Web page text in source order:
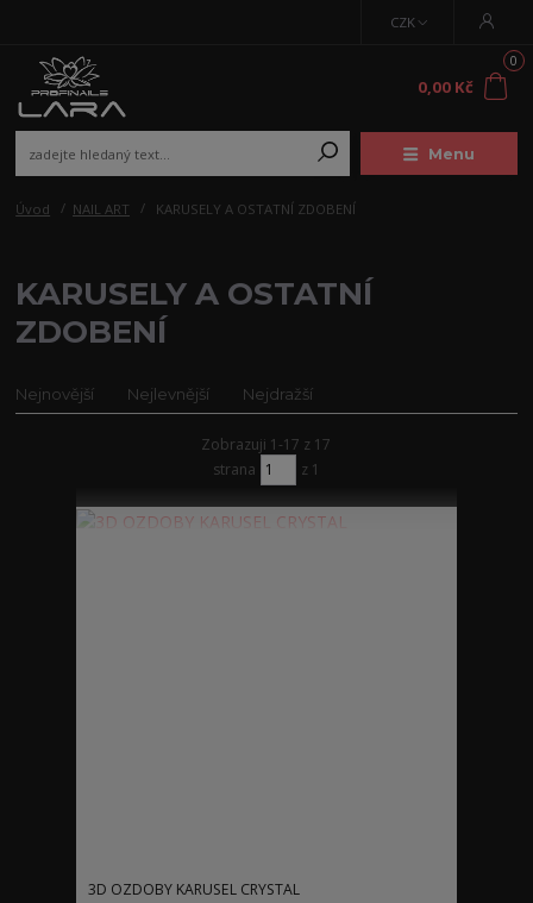
Menu
CZK
0
0,00 Kč
Úvod NAIL ART KARUSELY A OSTATNÍ ZDOBENÍ
KARUSELY A OSTATNÍ
ZDOBENÍ
Nejnovější Nejlevnější Nejdražší
Zobrazuji 1-17 z 17
strana
z 1
3D OZDOBY KARUSEL CRYSTAL